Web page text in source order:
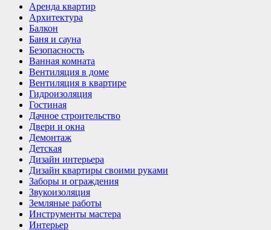
Аренда квартир
Архитектура
Балкон
Баня и сауна
Безопасность
Ванная комната
Вентиляция в доме
Вентиляция в квартире
Гидроизоляция
Гостиная
Дачное строительство
Двери и окна
Демонтаж
Детская
Дизайн интерьера
Дизайн квартиры своими руками
Заборы и ограждения
Звукоизоляция
Земляные работы
Инструменты мастера
Интерьер